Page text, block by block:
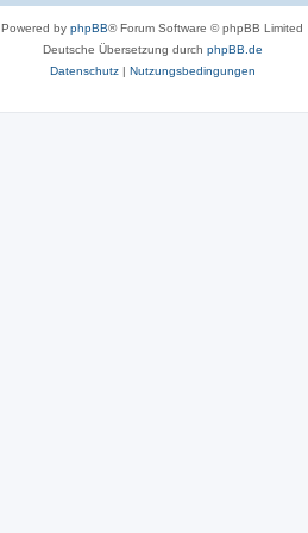
Powered by phpBB® Forum Software © phpBB Limited
Deutsche Übersetzung durch phpBB.de
Datenschutz| Nutzungsbedingungen